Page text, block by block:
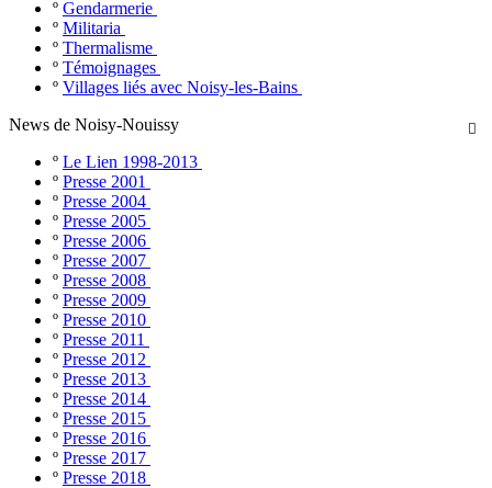
º Gendarmerie
º Militaria
º Thermalisme
º Témoignages
º Villages liés avec Noisy-les-Bains

News de Noisy-Nouissy
º Le Lien 1998-2013
º Presse 2001
º Presse 2004
º Presse 2005
º Presse 2006
º Presse 2007
º Presse 2008
º Presse 2009
º Presse 2010
º Presse 2011
º Presse 2012
º Presse 2013
º Presse 2014
º Presse 2015
º Presse 2016
º Presse 2017
º Presse 2018